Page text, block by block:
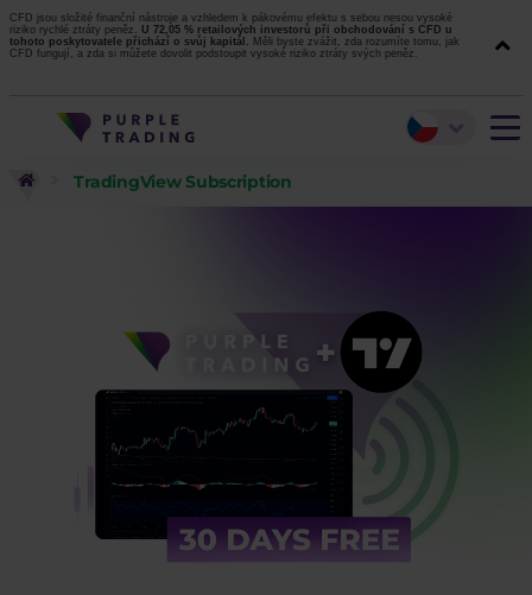
CFD jsou složité finanční nástroje a vzhledem k pákovému efektu s sebou nesou vysoké
riziko rychlé ztráty peněz. U 72,05 % retailových investorů při obchodování s CFD u
tohoto poskytovatele přichází o svůj kapitál. Měli byste zvážit, zda rozumíte tomu, jak
CFD fungují, a zda si můžete dovolit podstoupit vysoké riziko ztráty svých peněz.
TradingView Subscription